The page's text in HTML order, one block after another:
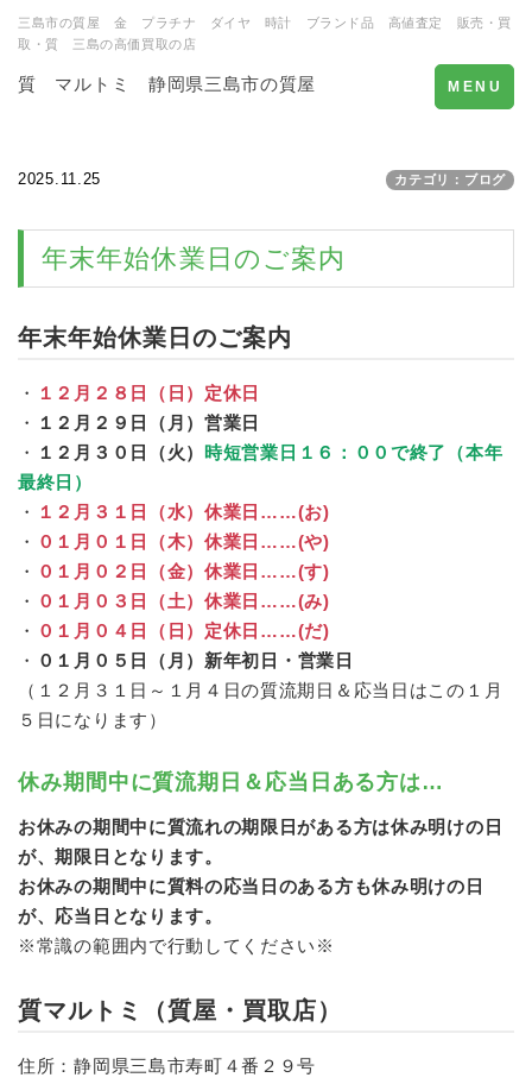
三島市の質屋 金 プラチナ ダイヤ 時計 ブランド品 高値査定 販売・買
取・質 三島の高価買取の店
質 マルトミ 静岡県三島市の質屋
Toggle
navigation
MENU
2025.11.25 カテゴリ：ブログ
年末年始休業日のご案内
年末年始休業日のご案内
・
１２月２８日（日）定休日
・
１２月２９日（月）営業日
・
１２月３０日（火） 時短営業日１６：００で終了（本年
最終日）
・
１２月３１日（水）休業日……(お)
・ ０１月０１日（木）休業日……(や)
・ ０１月０２日（金）休業日……(す)
・ ０１月０３日（土）休業日……(み)
・ ０１月０４日（日）定休日……(だ)
・ ０１月０５日（月）新年初日・営業日
（１２月３１日～１月４日の質流期日＆応当日はこの１月
５日になります）
休み期間中に質流期日＆応当日ある方は…
お休みの期間中に質流れの期限日がある方は休み明けの日
が、期限日となります。
お休みの期間中に質料の応当日のある方も休み明けの日
が、応当日となります。
※常識の範囲内で行動してください※
質マルトミ（質屋・買取店）
住所：静岡県三島市寿町４番２９号